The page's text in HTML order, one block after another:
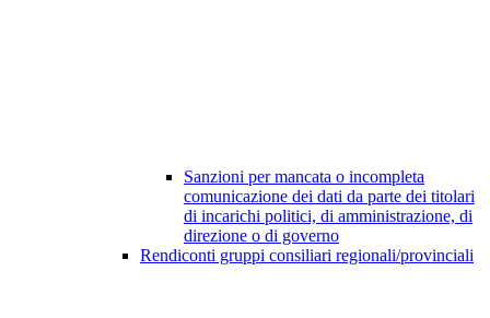
Sanzioni per mancata o incompleta
comunicazione dei dati da parte dei titolari
di incarichi politici, di amministrazione, di
direzione o di governo
Rendiconti gruppi consiliari regionali/provinciali